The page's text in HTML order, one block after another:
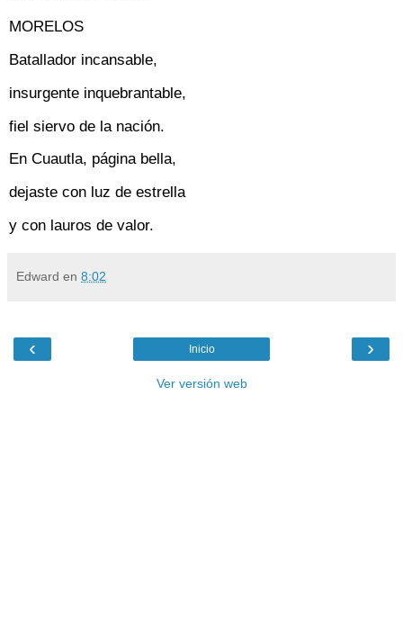
MORELOS
Batallador incansable,
insurgente inquebrantable,
fiel siervo de la nación.
En Cuautla, página bella,
dejaste con luz de estrella
y con lauros de valor.
Edward en 8:02
‹ ›
Inicio
Ver versión web